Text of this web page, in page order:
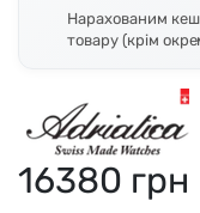
Нарахованим
товару (крім
16380 грн